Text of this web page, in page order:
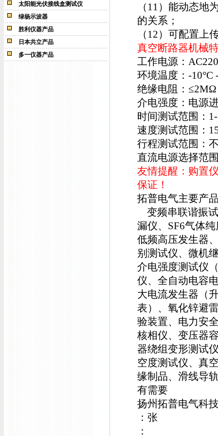
太阳能光伏接线盒测试仪
绿杨示波器
胜利仪器产品
日本共立产品
多一仪器产品
（11）能动态地
的关系；
（12）可配置上
真空断路器机械
工作电源：
环境温度：-
绝缘电阻
介电强度：电源
时间测试范围：
速度测试范围
行程测试范围
直流电源选择范
友情提醒：购置
保证！
拓普电气主要产
变频串联谐振
漏仪、SF6气体
低频高压发生器
别测试仪、微机
介电强度测试仪
仪、全自动电容
大电流发生器（
表）、氧化锌避
验装置、电力安
核相仪、变压器
器绕组变形测试
空度测试仪、真
缘制品、滑线导
有需要
扬州拓普电气科
：张
：